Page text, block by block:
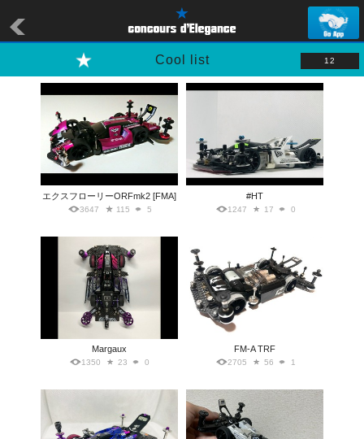
Cool list 12
エクスフローリーORFmk2 [FMA]
3647 115 5
#HT
1247 17 0
Margaux
1350 23 0
FM-A TRF
2705 56 1